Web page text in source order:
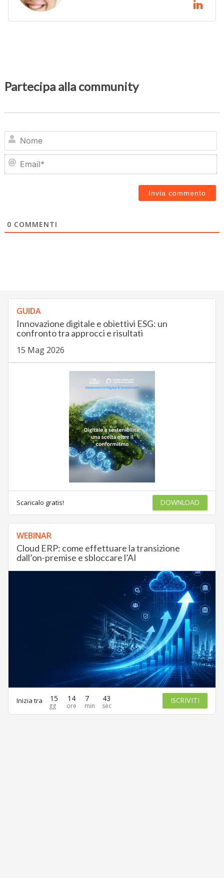
Partecipa alla community
0 COMMENTI
GUIDA
Innovazione digitale e obiettivi ESG: un
confronto tra approcci e risultati
15 Mag 2026
Scaricalo gratis! DOWNLOAD
WEBINAR
Cloud ERP: come effettuare la transizione
dall’on-premise e sbloccare l’AI
Inizia tra 15 14 7 43 ISCRIVITI